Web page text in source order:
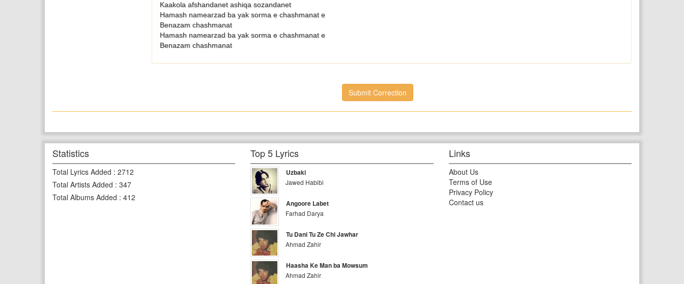
Kaakola afshandanet ashiqa sozandanet
Hamash namearzad ba yak sorma e chashmanat e
Benazam chashmanat
Hamash namearzad ba yak sorma e chashmanat e
Benazam chashmanat
Submit Correction
Statistics
Total Lyrics Added : 2712
Total Artists Added : 347
Total Albums Added : 412
Top 5 Lyrics
Uzbaki
Jawed Habibi
Angoore Labet
Farhad Darya
Tu Dani Tu Ze Chi Jawhar
Ahmad Zahir
Haasha Ke Man ba Mowsum
Ahmad Zahir
Links
About Us
Terms of Use
Privacy Policy
Contact us